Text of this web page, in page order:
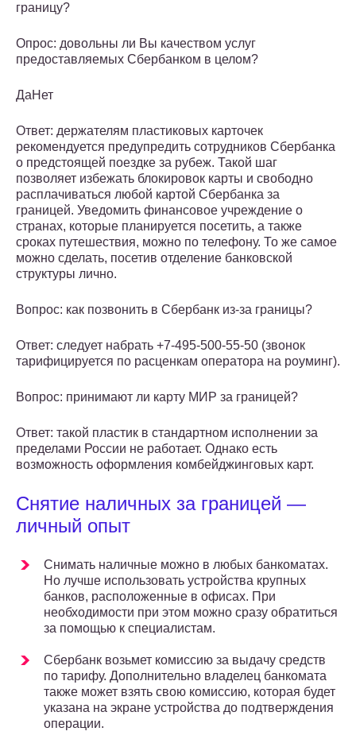
границу?
Опрос: довольны ли Вы качеством услуг
предоставляемых Сбербанком в целом?
ДаНет
Ответ: держателям пластиковых карточек
рекомендуется предупредить сотрудников Сбербанка
о предстоящей поездке за рубеж. Такой шаг
позволяет избежать блокировок карты и свободно
расплачиваться любой картой Сбербанка за
границей. Уведомить финансовое учреждение о
странах, которые планируется посетить, а также
сроках путешествия, можно по телефону. То же самое
можно сделать, посетив отделение банковской
структуры лично.
Вопрос: как позвонить в Сбербанк из-за границы?
Ответ: следует набрать +7-495-500-55-50 (звонок
тарифицируется по расценкам оператора на роуминг).
Вопрос: принимают ли карту МИР за границей?
Ответ: такой пластик в стандартном исполнении за
пределами России не работает. Однако есть
возможность оформления комбейджинговых карт.
Снятие наличных за границей —
личный опыт
Снимать наличные можно в любых банкоматах.
Но лучше использовать устройства крупных
банков, расположенные в офисах. При
необходимости при этом можно сразу обратиться
за помощью к специалистам.
Сбербанк возьмет комиссию за выдачу средств
по тарифу. Дополнительно владелец банкомата
также может взять свою комиссию, которая будет
указана на экране устройства до подтверждения
операции.